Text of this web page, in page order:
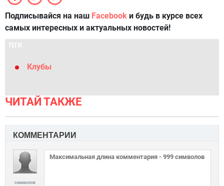
Подписывайся на наш Facebook и будь в курсе всех
самых интересных и актуальных новостей!
ТЕГИ
Клубы
ЧИТАЙ ТАКЖЕ
КОММЕНТАРИИ
символов